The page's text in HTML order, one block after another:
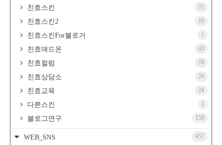
친효스킨 71
친효스킨2 10
친효스킨For블로거 1
친효애드온 43
친효컬럼 76
친효상담소 26
친효교육 24
다른스킨 1
블로그연구 159
WEB_SNS 457